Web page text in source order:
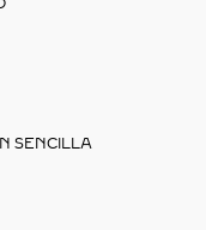
SENCILLA